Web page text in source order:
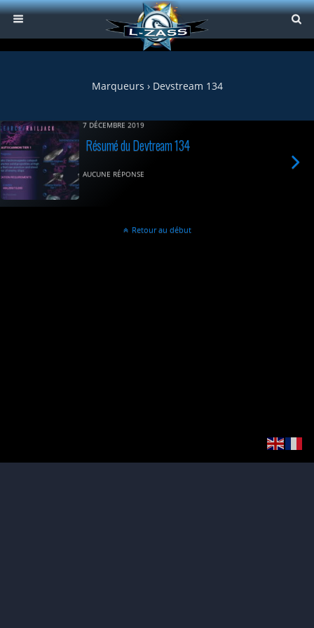
Marqueurs › Devstream 134
7 DÉCEMBRE 2019
Résumé du Devtream 134
AUCUNE RÉPONSE
Retour au début